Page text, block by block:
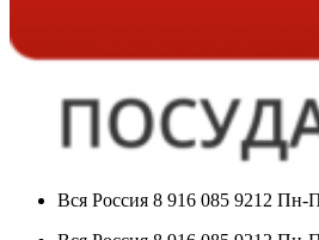
Вся Россия 8 916 085 9212 Пн-